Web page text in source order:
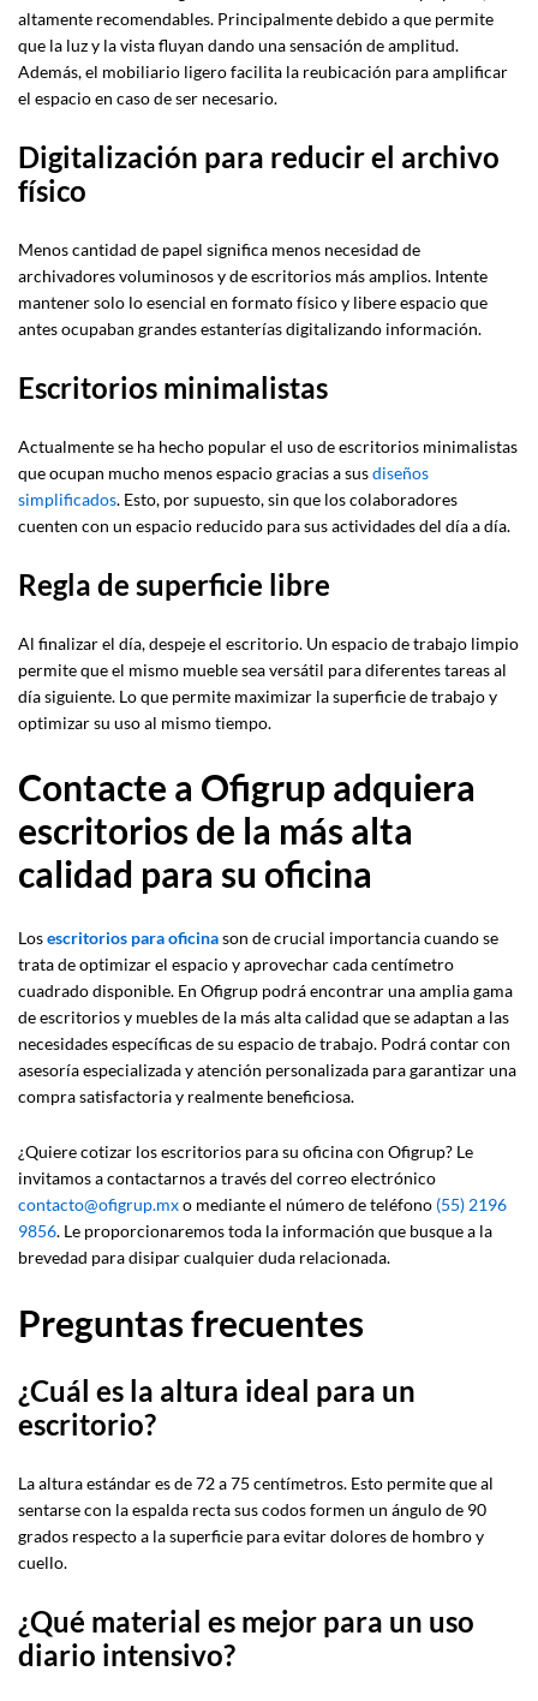
altamente recomendables. Principalmente debido a que permite
que la luz y la vista fluyan dando una sensación de amplitud.
Además, el mobiliario ligero facilita la reubicación para amplificar
el espacio en caso de ser necesario.
Digitalización para reducir el archivo
físico
Menos cantidad de papel significa menos necesidad de
archivadores voluminosos y de escritorios más amplios. Intente
mantener solo lo esencial en formato físico y libere espacio que
antes ocupaban grandes estanterías digitalizando información.
Escritorios minimalistas
Actualmente se ha hecho popular el uso de escritorios minimalistas
que ocupan mucho menos espacio gracias a susdiseños
simplificados. Esto, por supuesto, sin que los colaboradores
cuenten con un espacio reducido para sus actividades del día a día.
Regla de superficie libre
Al finalizar el día, despeje el escritorio. Un espacio de trabajo limpio
permite que el mismo mueble sea versátil para diferentes tareas al
día siguiente. Lo que permite maximizar la superficie de trabajo y
optimizar su uso al mismo tiempo.
Contacte a Ofigrup adquiera
escritorios de la más alta
calidad para su oficina
Losescritorios para oficinason de crucial importancia cuando se
trata de optimizar el espacio y aprovechar cada centímetro
cuadrado disponible. En Ofigrup podrá encontrar una amplia gama
de escritorios y muebles de la más alta calidad que se adaptan a las
necesidades específicas de su espacio de trabajo. Podrá contar con
asesoría especializada y atención personalizada para garantizar una
compra satisfactoria y realmente beneficiosa.
¿Quiere cotizar los escritorios para su oficina con Ofigrup? Le
invitamos a contactarnos a través del correo electrónico
contacto@ofigrup.mxo mediante el número de teléfono (55) 2196
9856. Le proporcionaremos toda la información que busque a la
brevedad para disipar cualquier duda relacionada.
Preguntas frecuentes
¿Cuál es la altura ideal para un
escritorio?
La altura estándar es de 72 a 75 centímetros. Esto permite que al
sentarse con la espalda recta sus codos formen un ángulo de 90
grados respecto a la superficie para evitar dolores de hombro y
cuello.
¿Qué material es mejor para un uso
diario intensivo?